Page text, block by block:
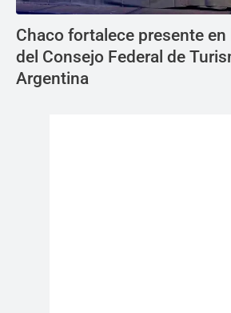
Chaco fortalece presente en
del Consejo Federal de
Argentina